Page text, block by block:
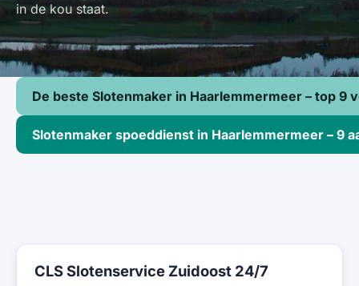
in de kou staat.
De beste Slotenmaker in Haarlemmermeer – top 9
Slotenmaker spoeddienst in Haarlemmermeer – 9
CLS Slotenservice Zuidoost 24/7